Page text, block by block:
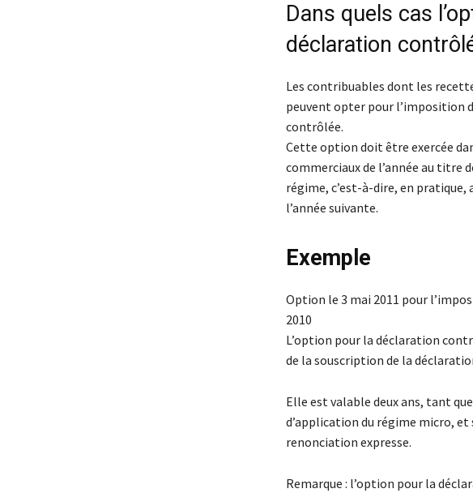
Dans quels cas
déclaration
Les contribuables dont les
peuvent opter pour l’imposition
contrôlée.
Cette option doit être exercée
commerciaux de l’année au titre
régime, c’est-à-dire, en pratique,
l’année suivante.
Exemple
Option le 3 mai 2011 pour
2010
L’option pour la déclaration
de la souscription de la
Elle est valable deux ans, tant
d’application du régime micro,
renonciation expresse.
Remarque : l’option pour la